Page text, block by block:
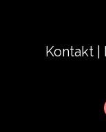
Kontakt